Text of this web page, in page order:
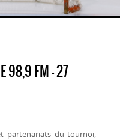
98,9 FM - 27
partenariats du tournoi,